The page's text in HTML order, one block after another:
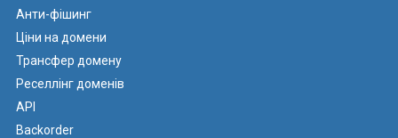
Анти-фішинг
Ціни на домени
Трансфер домену
Реселлінг доменів
API
Backorder